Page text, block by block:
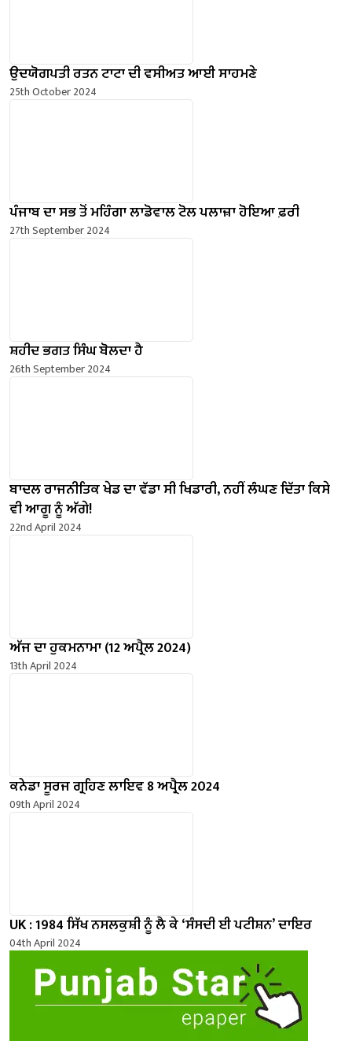
ਉਦਯੋਗਪਤੀ ਰਤਨ ਟਾਟਾ ਦੀ ਵਸੀਅਤ ਆਈ ਸਾਹਮਣੇ
25th October 2024
ਪੰਜਾਬ ਦਾ ਸਭ ਤੋਂ ਮਹਿੰਗਾ ਲਾਡੋਵਾਲ ਟੋਲ ਪਲਾਜ਼ਾ ਹੋਇਆ ਫ਼ਰੀ
27th September 2024
ਸ਼ਹੀਦ ਭਗਤ ਸਿੰਘ ਬੋਲਦਾ ਹੈ
26th September 2024
ਬਾਦਲ ਰਾਜਨੀਤਿਕ ਖੇਡ ਦਾ ਵੱਡਾ ਸੀ ਖਿਡਾਰੀ, ਨਹੀਂ ਲੰਘਣ ਦਿੱਤਾ ਕਿਸੇ
ਵੀ ਆਗੂ ਨੂੰ ਅੱਗੇ!
22nd April 2024
ਅੱਜ ਦਾ ਹੁਕਮਨਾਮਾ (12 ਅਪ੍ਰੈਲ 2024)
13th April 2024
ਕਨੇਡਾ ਸੂਰਜ ਗ੍ਰਹਿਣ ਲਾਇਵ 8 ਅਪ੍ਰੈਲ 2024
09th April 2024
UK : 1984 ਸਿੱਖ ਨਸਲਕੁਸ਼ੀ ਨੂੰ ਲੈ ਕੇ ‘ਸੰਸਦੀ ਈ ਪਟੀਸ਼ਨ’ ਦਾਇਰ
04th April 2024